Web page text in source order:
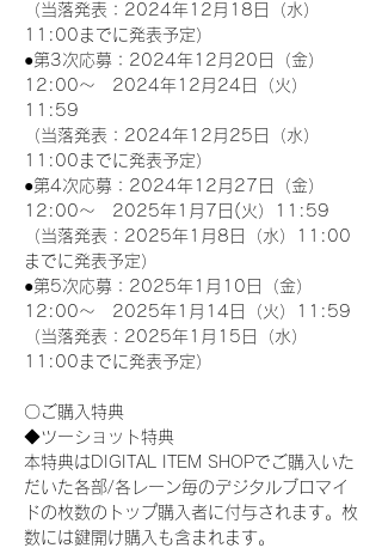
（当落発表：2024年12月18日（水）
11:00までに発表予定）
●第3次応募：2024年12月20日（金）
12:00～　2024年12月24日（火）
11:59
（当落発表：2024年12月25日（水）
11:00までに発表予定）
●第4次応募：2024年12月27日（金）
12:00～　2025年1月7日(火）11:59
（当落発表：2025年1月8日（水）11:00
までに発表予定）
●第5次応募：2025年1月10日（金）
12:00～　2025年1月14日（火）11:59
（当落発表：2025年1月15日（水）
11:00までに発表予定）
〇ご購入特典
◆ツーショット特典
本特典はDIGITAL ITEM SHOPでご購入いた
だいた各部/各レーン毎のデジタルブロマイ
ドの枚数のトップ購入者に付与されます。枚
数には鍵開け購入も含まれます。